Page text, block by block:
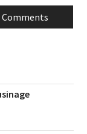
Comments